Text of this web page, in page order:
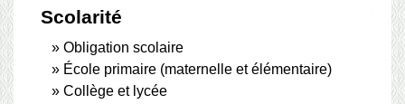
Scolarité
Obligation scolaire
École primaire (maternelle et élémentaire)
Collège et lycée